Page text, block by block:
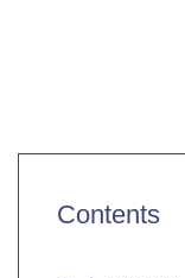
Contents